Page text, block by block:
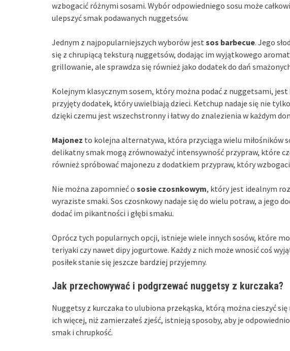
wzbogacić różnymi sosami. Wybór odpowiedniego sosu może
ulepszyć smak podawanych nuggetsów.
Jednym z najpopularniejszych wyborów jest sos barbecue. Jego
się z chrupiącą teksturą nuggetsów, dodając im wyjątkowego
grillowanie, ale sprawdza się również jako dodatek do dań
Kolejnym klasycznym sosem, który można podać z nuggetsami, jest
przyjęty dodatek, który uwielbiają dzieci. Ketchup nadaje się nie
dzięki czemu jest wszechstronny i łatwy do znalezienia w każdym
Majonez to kolejna alternatywa, która przyciąga wielu miłośników
delikatny smak mogą zrównoważyć intensywność przypraw, które
również spróbować majonezu z dodatkiem przypraw, który
Nie można zapomnieć o sosie czosnkowym, który jest idealnym
wyraziste smaki. Sos czosnkowy nadaje się do wielu potraw, a jego
dodać im pikantności i głębi smaku.
Oprócz tych popularnych opcji, istnieje wiele innych sosów, które
teriyaki czy nawet dipy jogurtowe. Każdy z nich może wnosić coś
posiłek stanie się jeszcze bardziej przyjemny.
Jak przechowywać i podgrzewać nuggetsy z kurczaka?
Nuggetsy z kurczaka to ulubiona przekąska, którą można cieszyć
ich więcej, niż zamierzałeś zjeść, istnieją sposoby, aby je
smak i chrupkość.